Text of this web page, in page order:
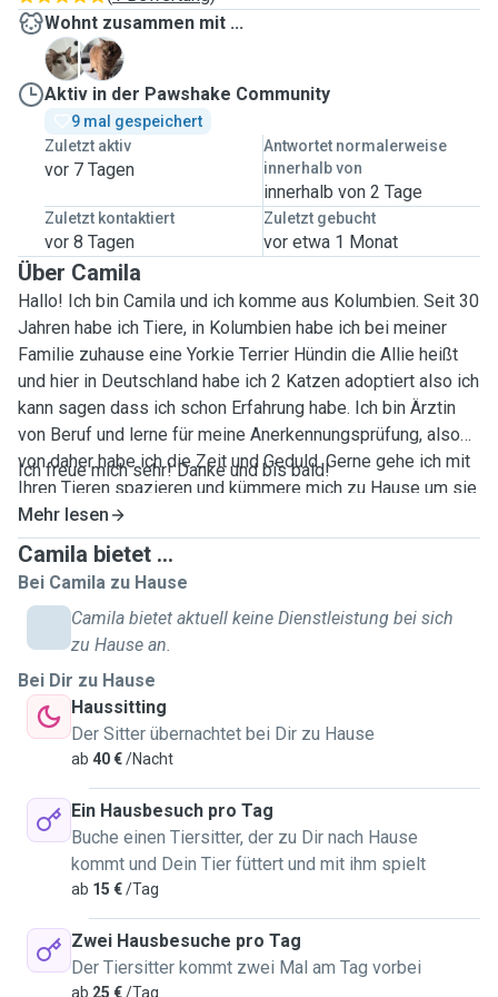
Wohnt zusammen mit ...
M
P
Aktiv in der Pawshake Community
9 mal gespeichert
Zuletzt aktiv
vor 7 Tagen
Antwortet normalerweise
innerhalb von
innerhalb von 2 Tage
Zuletzt kontaktiert
vor 8 Tagen
Zuletzt gebucht
vor etwa 1 Monat
Über Camila
Hallo! Ich bin Camila und ich komme aus Kolumbien. Seit 30
Jahren habe ich Tiere, in Kolumbien habe ich bei meiner
Familie zuhause eine Yorkie Terrier Hündin die Allie heißt
und hier in Deutschland habe ich 2 Katzen adoptiert also ich
kann sagen dass ich schon Erfahrung habe. Ich bin Ärztin
von Beruf und lerne für meine Anerkennungsprüfung, also
von daher habe ich die Zeit und Geduld. Gerne gehe ich mit
Ihren Tieren spazieren und kümmere mich zu Hause um sie
:). Bei mir zu Hause ist derzeit leider nicht möglich aber zu
Ihnen kann ich immer gerne vorbei kommen. Ich lerne am
meistens online deswegen alles wird bestimmt sehr
einfach zu organisieren. Ich nehme gerne alle großen und
alle Tiere. Sie können mich gerne kontaktieren und wir
können uns sicher und problemlos organisieren :)!
Ich freue mich sehr! Danke und bis bald!
Mehr lesen
Camila bietet ...
Bei Camila zu Hause
Camila bietet aktuell keine Dienstleistung bei sich
zu Hause an.
Bei Dir zu Hause
Haussitting
Der Sitter übernachtet bei Dir zu Hause
ab 40 €/Nacht
Ein Hausbesuch pro Tag
Buche einen Tiersitter, der zu Dir nach Hause
kommt und Dein Tier füttert und mit ihm spielt
ab 15 €/Tag
Zwei Hausbesuche pro Tag
Der Tiersitter kommt zwei Mal am Tag vorbei
ab 25 €/Tag